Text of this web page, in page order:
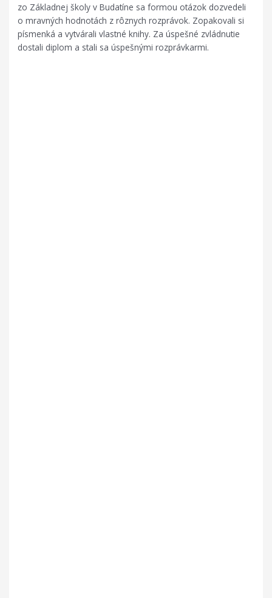
zo Základnej školy v Budatíne sa formou otázok dozvedeli
o mravných hodnotách z rôznych rozprávok. Zopakovali si
písmenká a vytvárali vlastné knihy. Za úspešné zvládnutie
dostali diplom a stali sa úspešnými rozprávkarmi.